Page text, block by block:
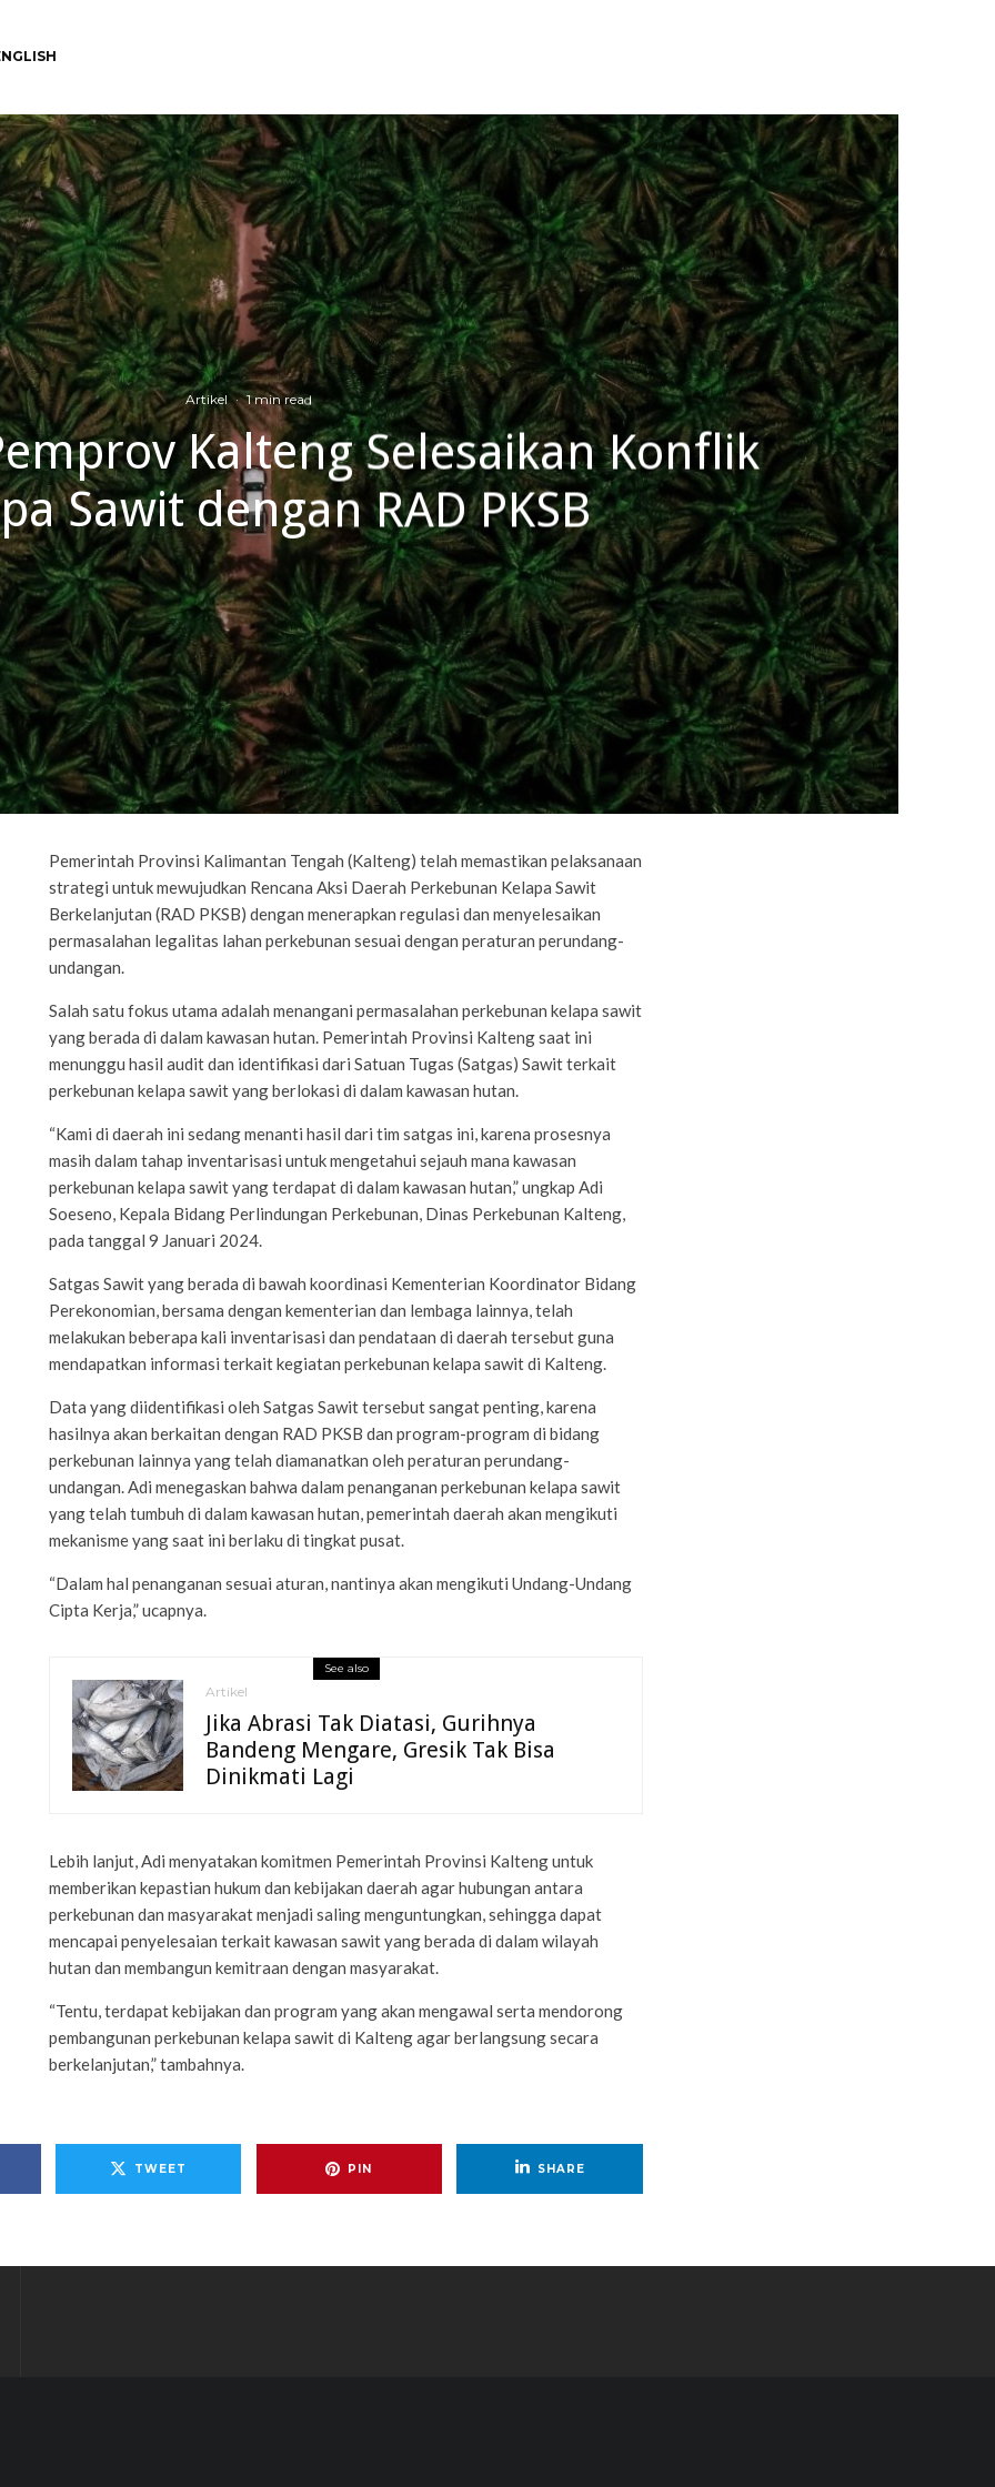
Artikel · 1 min read
Kalteng Selesaikan Konflik
Sawit dengan RAD PKSB
Pemerintah Provinsi Kalimantan Tengah (Kalteng) telah memastikan pelaksanaan
strategi untuk mewujudkan Rencana Aksi Daerah Perkebunan Kelapa Sawit
Berkelanjutan (RAD PKSB) dengan menerapkan regulasi dan menyelesaikan
permasalahan legalitas lahan perkebunan sesuai dengan peraturan perundang-
undangan.
Salah satu fokus utama adalah menangani permasalahan perkebunan kelapa sawit
yang berada di dalam kawasan hutan. Pemerintah Provinsi Kalteng saat ini
menunggu hasil audit dan identifikasi dari Satuan Tugas (Satgas) Sawit terkait
perkebunan kelapa sawit yang berlokasi di dalam kawasan hutan.
“Kami di daerah ini sedang menanti hasil dari tim satgas ini, karena prosesnya
masih dalam tahap inventarisasi untuk mengetahui sejauh mana kawasan
perkebunan kelapa sawit yang terdapat di dalam kawasan hutan,” ungkap Adi
Soeseno, Kepala Bidang Perlindungan Perkebunan, Dinas Perkebunan Kalteng,
pada tanggal 9 Januari 2024.
Satgas Sawit yang berada di bawah koordinasi Kementerian Koordinator Bidang
Perekonomian, bersama dengan kementerian dan lembaga lainnya, telah
melakukan beberapa kali inventarisasi dan pendataan di daerah tersebut guna
mendapatkan informasi terkait kegiatan perkebunan kelapa sawit di Kalteng.
Data yang diidentifikasi oleh Satgas Sawit tersebut sangat penting, karena
hasilnya akan berkaitan dengan RAD PKSB dan program-program di bidang
perkebunan lainnya yang telah diamanatkan oleh peraturan perundang-
undangan. Adi menegaskan bahwa dalam penanganan perkebunan kelapa sawit
yang telah tumbuh di dalam kawasan hutan, pemerintah daerah akan mengikuti
mekanisme yang saat ini berlaku di tingkat pusat.
“Dalam hal penanganan sesuai aturan, nantinya akan mengikuti Undang-Undang
Cipta Kerja,” ucapnya.
See also
Artikel
Jika Abrasi Tak Diatasi, Gurihnya
Bandeng Mengare, Gresik Tak Bisa
Dinikmati Lagi
Lebih lanjut, Adi menyatakan komitmen Pemerintah Provinsi Kalteng untuk
memberikan kepastian hukum dan kebijakan daerah agar hubungan antara
perkebunan dan masyarakat menjadi saling menguntungkan, sehingga dapat
mencapai penyelesaian terkait kawasan sawit yang berada di dalam wilayah
hutan dan membangun kemitraan dengan masyarakat.
“Tentu, terdapat kebijakan dan program yang akan mengawal serta mendorong
pembangunan perkebunan kelapa sawit di Kalteng agar berlangsung secara
berkelanjutan,” tambahnya.
TWEET PIN SHARE